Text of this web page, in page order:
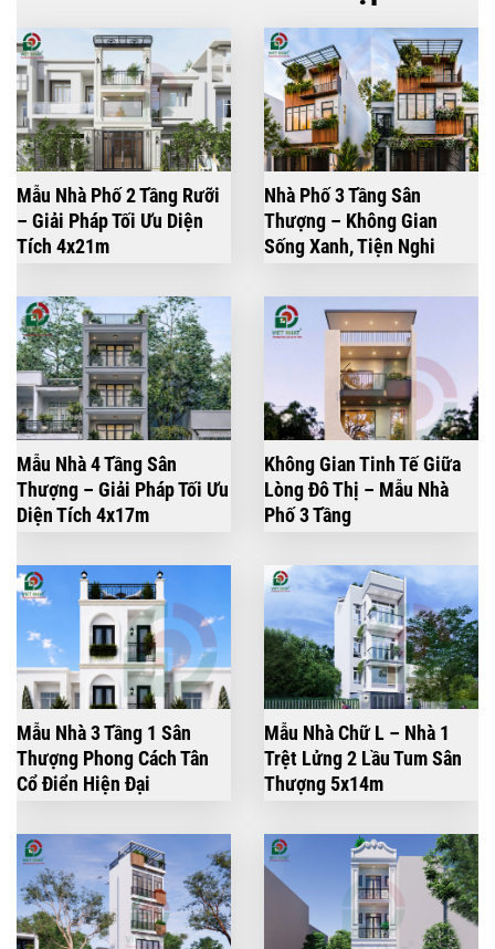
Mẫu Nhà Phố 2 Tầng Rưỡi
– Giải Pháp Tối Ưu Diện
Tích 4x21m
Nhà Phố 3 Tầng Sân
Thượng – Không Gian
Sống Xanh, Tiện Nghi
Mẫu Nhà 4 Tầng Sân
Thượng – Giải Pháp Tối Ưu
Diện Tích 4x17m
Không Gian Tinh Tế Giữa
Lòng Đô Thị – Mẫu Nhà
Phố 3 Tầng
Mẫu Nhà 3 Tầng 1 Sân
Thượng Phong Cách Tân
Cổ Điển Hiện Đại
Mẫu Nhà Chữ L – Nhà 1
Trệt Lửng 2 Lầu Tum Sân
Thượng 5x14m